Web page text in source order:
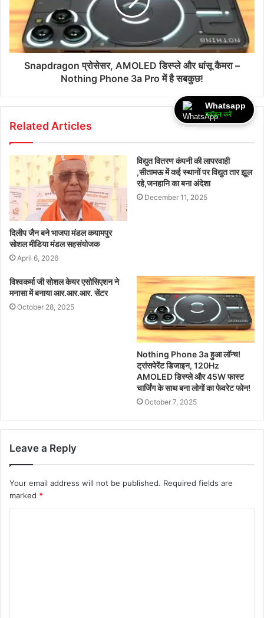
Snapdragon प्रोसेसर, AMOLED डिस्प्ले और धांसू कैमरा –
Nothing Phone 3a Pro में है सबकुछ!
Related Articles
दिलीप जैन बने भाजपा मंडल कयामपुर
सोशल मीडिया मंडल सहसंयोजक
April 6, 2026
विद्युत वितरण कंपनी की लापरवाही
,सीतामऊ में कई स्थानों पर विद्युत तार झूल
रहे,जनहानि का बना अंदेशा
December 11, 2025
विश्वकर्मा जी सोशल केयर एसोसिएशन ने
मनासा में बनाया आर.आर.आर. सेंटर
October 28, 2025
Nothing Phone 3a हुआ लॉन्च!
ट्रांसपेरेंट डिजाइन, 120Hz
AMOLED डिस्प्ले और 45W फास्ट
चार्जिंग के साथ बना लोगों का फेवरेट फोन!
October 7, 2025
Leave a Reply
Your email address will not be published. Required fields are
marked *
Whatsapp
ज्वॉइन करें